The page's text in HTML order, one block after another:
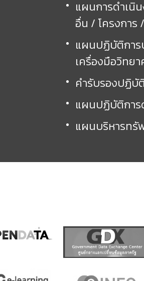
แผนการดำเนิ
อื่น / โครงการ
แผนปฏิบัติการ
เครื่องมือวิทย
คำรับรองปฏิบั
แผนปฏิบัติกา
แผนบริหารทรั